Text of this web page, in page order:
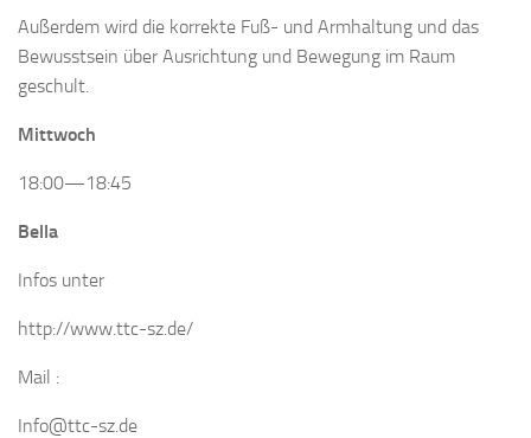
Außerdem wird die korrekte Fuß- und Armhaltung und das
Bewusstsein über Ausrichtung und Bewegung im Raum
geschult.
Mittwoch
18:00—18:45
Bella
Infos unter
http://www.ttc-sz.de/
Mail :
Info@ttc-sz.de